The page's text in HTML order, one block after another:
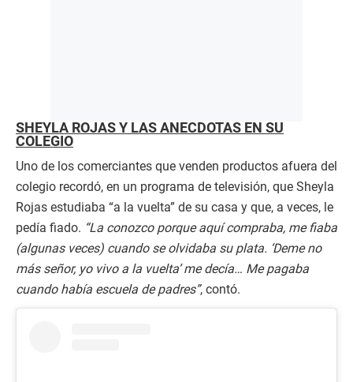
SHEYLA ROJAS Y LAS ANÉCDOTAS EN SU
COLEGIO
Uno de los comerciantes que venden productos afuera del
colegio recordó, en un programa de televisión, que Sheyla
Rojas estudiaba “a la vuelta” de su casa y que, a veces, le
pedía fiado. “La conozco porque aquí compraba, me fiaba
(algunas veces) cuando se olvidaba su plata. ‘Deme no
más señor, yo vivo a la vuelta’ me decía… Me pagaba
cuando había escuela de padres”, contó.